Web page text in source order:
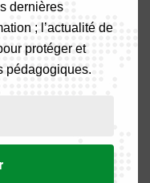
dernières
; l’actualité de
protéger et
pédagogiques.